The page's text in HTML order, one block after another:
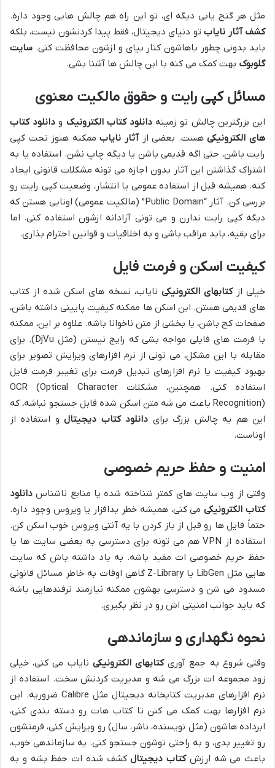
مثل هر گنج یابی دیگه ای، تو این راه هم چالش هایی وجود داره.
کشف آثار نایابتو دنیای دیجیتال، فقط پیدا کردنشون نیست، بلکه
باید بدونی چطور باهاشون کنار بیای و ازشون محافظت کنی. سایت
گلوبوک بهت کمک می کنه با این چالش ها آشنا بشی.
مسائل کپی رایت و حقوق مالکیت معنوی
این بزرگترین چالش تو زمینه دانلود کتاب الکترونیک و دانلود کتاب
های الکترونیکیهست. بعضی ازآثار نایابممکنه هنوز تحت کپی
رایت باشن، حتی اگه قدیمی باشن یا دیگه چاپ نشن. استفاده یا به
اشتراک گذاشتن این آثار بدون اجازه می تونه مشکلات قانونی ایجاد
کنه. همیشه قبل از استفاده عمومی یا انتشار، وضعیت کپی رایت رو
بررسی کن. آثار “Public Domain” (مالکیت عمومی) اونایی هستن که
دیگه کپی رایت ندارن و می تونی آزادانه ازشون استفاده کنی. اما
برای بقیه، باید مراقب باشی و به اخلاقیات و قوانین احترام بذاری.
کیفیت اسکن و فرمت فایل
خیلی ازکتابهای الکترونیکی نایاب، نسخه های اسکن شده از کتاب
های قدیمی هستن. این اسکن ها ممکنه کیفیت پایینی داشته باشن،
صفحات کج باشن، یا بخشی از متن ناخوانا باشه. علاوه بر این، ممکنه
با فرمت های فایلی مواجه بشی که رایج نیستن (مثل DjVu). برای
مقابله با این مشکل، می تونی از نرم افزارهای ویرایش تصویر برای
بهبود کیفیت یا نرم افزارهای تبدیل فرمت برای تغییر فرمت فایل
استفاده کنی. همچنین، مشکلات OCR (Optical Character
Recognition) باعث می شه متن اسکن شده قابل جستجو نباشه، که
این هم یه چالش بزرگ برای دانلود کتاب دیجیتالو استفاده از
اوناست.
امنیت و حفظ حریم خصوصی
وقتی از وب سایت های کمتر شناخته شده یا منابع ناشناس دانلود
کتاب الکترونیکیمی کنی، همیشه خطر بدافزار یا ویروس وجود داره.
حتماً فایل ها رو قبل از باز کردن با یه آنتی ویروس خوب اسکن کن.
استفاده از VPN هم می تونه برای دسترسی به بعضی سایت ها یا
حفظ حریم خصوصی ات مفید باشه. به یاد داشته باش که سایت
هایی مثل LibGen یا Z-Library گاهی اوقات به خاطر مسائل قانونی
مسدود می شن و دسترسی بهشون ممکنه نیازمند ترفندهایی باشه
که باید جوانب امنیتی اش رو در نظر بگیری.
نحوه نگهداری و سازماندهی
وقتی شروع به جمع آوریکتابهای الکترونیکی نایاب می کنی، خیلی
زود مجموعه ات بزرگ می شه و مدیریت کردنش سخت. استفاده از
نرم افزارهای مدیریت کتابخانه دیجیتال مثل Calibre ضروریه. این
نرم افزارها بهت کمک می کنن تا کتاب هات رو دسته بندی کنی،
ابرداده هاشون (مثل نویسنده، ناشر، سال) رو ویرایش کنی، فرمتشون
رو تغییر بدی، و به راحتی توشون جستجو کنی. یه سازماندهی خوب،
باعث می شه ارزشکتاب دیجیتالکشف شده ات حفظ بشه و به